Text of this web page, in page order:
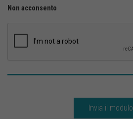
Non acconsento
Invia il modulo